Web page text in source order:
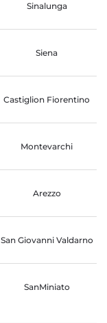
Sinalunga
Siena
Castiglion Fiorentino
Montevarchi
Arezzo
San Giovanni Valdarno
SanMiniato